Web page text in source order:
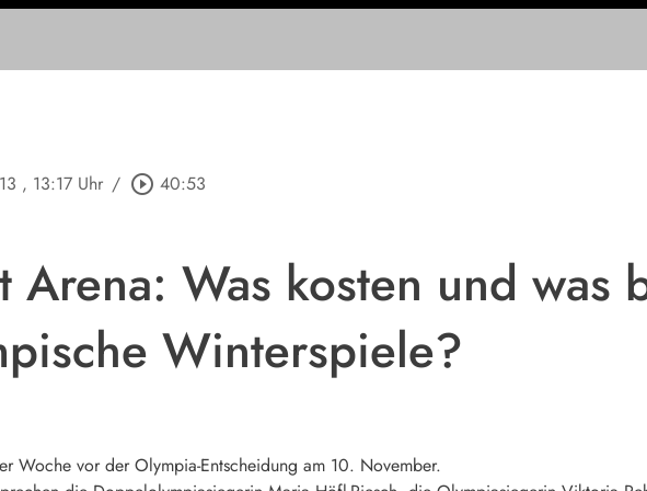
, 13:17 Uhr / play_circle_outline 40:53
Arena: Was kosten und was
Winterspiele?
Woche vor der Olympia-Entscheidung am 10. November.